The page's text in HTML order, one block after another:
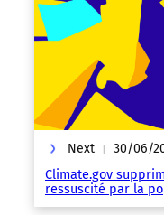
Next | 30/06/
Climate.gov
ressuscité par la